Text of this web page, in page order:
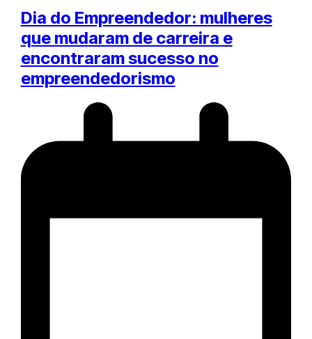
Dia do Empreendedor: mulheres
que mudaram de carreira e
encontraram sucesso no
empreendedorismo